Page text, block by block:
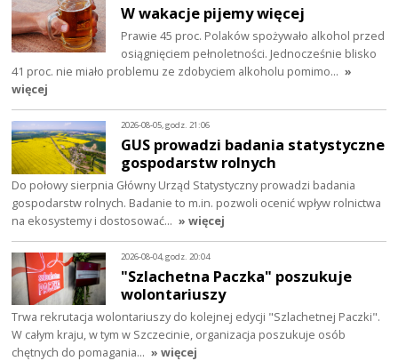
W wakacje pijemy więcej
Prawie 45 proc. Polaków spożywało alkohol przed
osiągnięciem pełnoletności. Jednocześnie blisko
41 proc. nie miało problemu ze zdobyciem alkoholu pomimo… »
więcej
2026-08-05, godz. 21:06
GUS prowadzi badania statystyczne
gospodarstw rolnych
Do połowy sierpnia Główny Urząd Statystyczny prowadzi badania
gospodarstw rolnych. Badanie to m.in. pozwoli ocenić wpływ rolnictwa
na ekosystemy i dostosować… » więcej
2026-08-04, godz. 20:04
"Szlachetna Paczka" poszukuje
wolontariuszy
Trwa rekrutacja wolontariuszy do kolejnej edycji "Szlachetnej Paczki".
W całym kraju, w tym w Szczecinie, organizacja poszukuje osób
chętnych do pomagania… » więcej